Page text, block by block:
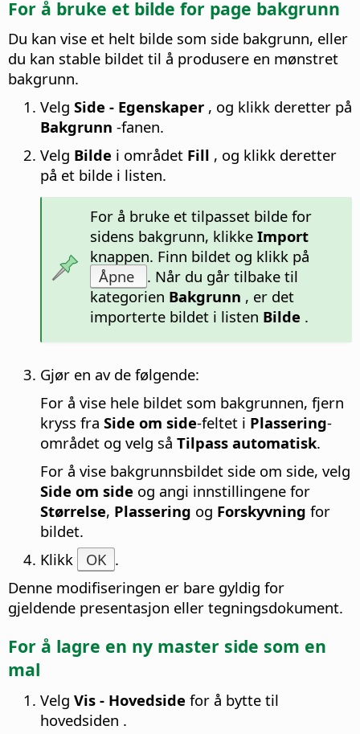
For å bruke et bilde for page bakgrunn
Du kan vise et helt bilde som side bakgrunn, eller
du kan stable bildet til å produsere en mønstret
bakgrunn.
Velg Side - Egenskaper , og klikk deretter på
Bakgrunn -fanen.
Velg Bilde i området Fill , og klikk deretter
på et bilde i listen.
For å bruke et tilpasset bilde for
sidens bakgrunn, klikkeImport
knappen. Finn bildet og klikk på
Åpne
. Når du går tilbake til
kategorien Bakgrunn , er det
importerte bildet i listen Bilde .
Gjør en av de følgende:
For å vise hele bildet som bakgrunnen, fjern
kryss fra Side om side-feltet i Plassering-
området og velg så Tilpass automatisk.
For å vise bakgrunnsbildet side om side, velg
Side om side og angi innstillingene for
Størrelse, Plassering og Forskyvning for
bildet.
Klikk
OK .
Denne modifiseringen er bare gyldig for
gjeldende presentasjon eller tegningsdokument.
For å lagre en ny master side som en
mal
Velg Vis - Hovedside for å bytte til
hovedsiden .